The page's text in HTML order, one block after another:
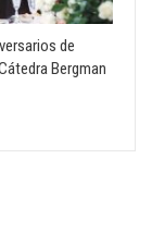
de
Bergman